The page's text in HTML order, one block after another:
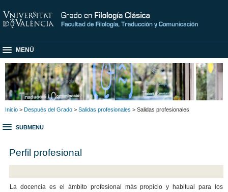
MENÚ
Inicio > Después del Grado > Salidas profesionales > Salidas profesionales
SUBMENU
Perfil profesional
La docencia es el ámbito profesional más propicio y habitual para los